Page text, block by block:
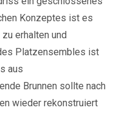
Konzeptes ist es
erhalten und
Platzensembles ist
aus
Brunnen sollte nach
wieder rekonstruiert